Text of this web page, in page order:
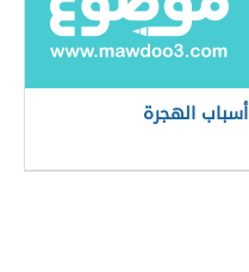
أسباب الهجرة